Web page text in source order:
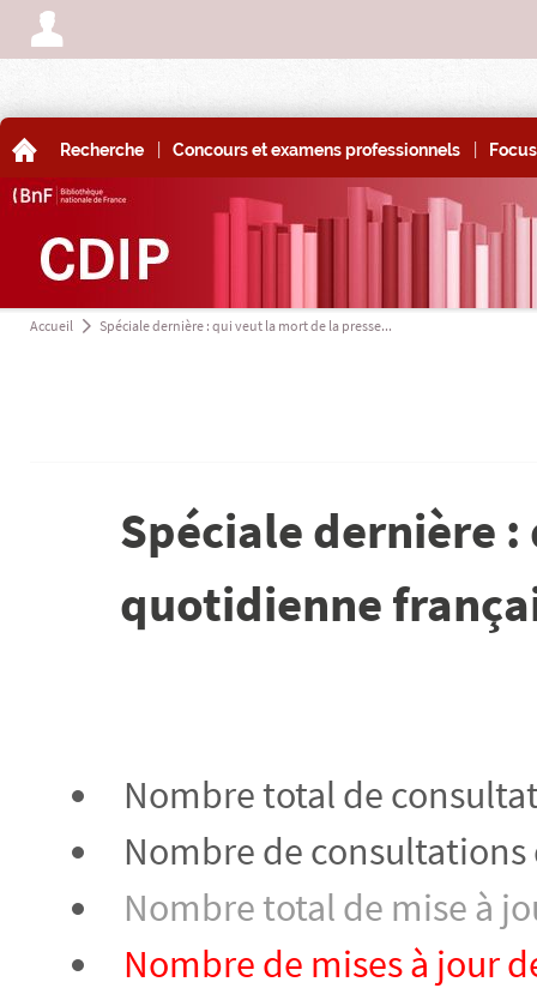
A
A Recherche | Concours et examens professionnels | Focus
Accueil a Spéciale dernière : qui veut la mort de la presse...
Spéciale dernière
quotidienne
Nombre total de
Nombre de consultations
Nombre total de mise à
Nombre de mises à jour